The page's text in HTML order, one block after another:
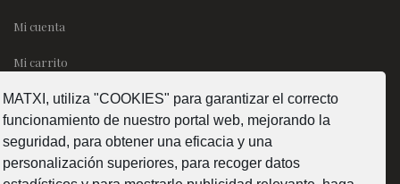
MATXI, utiliza "COOKIES" para garantizar el correcto
funcionamiento de nuestro portal web, mejorando la
seguridad, para obtener una eficacia y una
personalización superiores, para recoger datos
Mi cuenta
Mi carrito
SÍGUENOS